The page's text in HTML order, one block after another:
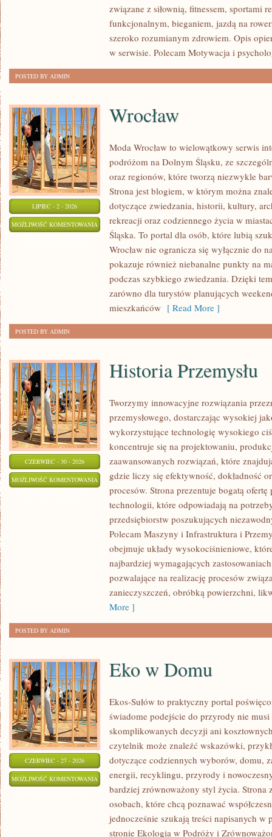
GRUPOWY
związane z siłownią, fitnessem, sportami
funkcjonalnym, bieganiem, jazdą na
szeroko rozumianym zdrowiem. Opis
w serwisie. Polecam Motywacja i
POSTED BY ADMIN
LIPIEC - 2 - 2026
MOŻLIWOŚĆ KOMENTOWANIA WROCŁAW
Wrocław
Moda Wrocław to wielowątkowy serwis
podróżom na Dolnym Śląsku, ze
oraz regionów, które tworzą niezwykle
Strona jest blogiem, w którym można
dotyczące zwiedzania, historii, kultury,
rekreacji oraz codziennego życia w
Śląska. To portal dla osób, które lubią
Wrocław nie ogranicza się wyłącznie do
pokazuje również niebanalne punkty na
podczas szybkiego zwiedzania. Dzięki
zarówno dla turystów planujących
mieszkańców [ Read More ]
POSTED BY ADMIN
CZERWIEC - 30 - 2026
MOŻLIWOŚĆ KOMENTOWANIA HISTORIA
PRZEMYSŁU
Historia Przemysłu
Tworzymy innowacyjne rozwiązania
przemysłowego, dostarczając wysokiej
wykorzystujące technologię wysokiego
koncentruje się na projektowaniu,
zaawansowanych rozwiązań, które
gdzie liczy się efektywność, dokładność
procesów. Strona prezentuje bogatą ofertę
technologii, które odpowiadają na
przedsiębiorstw poszukujących
Polecam Maszyny i Infrastruktura i
obejmuje układy wysokociśnieniowe,
najbardziej wymagających
pozwalające na realizację procesów
zanieczyszczeń, obróbką powierzchni,
More ]
POSTED BY ADMIN
CZERWIEC - 27 - 2026
MOŻLIWOŚĆ KOMENTOWANIA
DOMU
Eko w Domu
Ekos-Sułów to praktyczny portal
świadome podejście do przyrody nie
skomplikowanych decyzji ani
czytelnik może znaleźć wskazówki,
dotyczące codziennych wyborów, domu,
energii, recyklingu, przyrody i
bardziej zrównoważony styl życia. Strona
osobach, które chcą poznawać
jednocześnie szukają treści napisanych w
stronie Ekologia w Podróży i